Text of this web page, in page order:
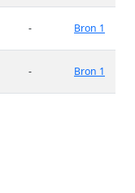
- Bron 1
- Bron 1